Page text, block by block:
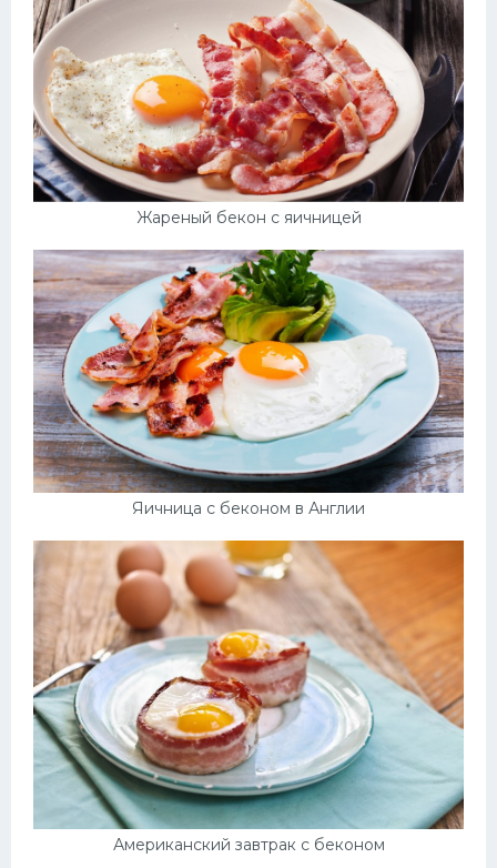
Жареный бекон с яичницей
Яичница с беконом в Англии
Американский завтрак с беконом